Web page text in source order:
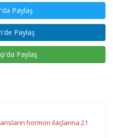
Paylaş
Paylaş
Paylaş
hormon ilaçlarına 21